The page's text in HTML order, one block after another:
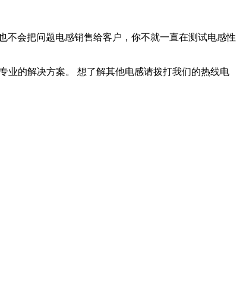
不会把问题电感销售给客户，你不就一直在测试电感性
业的解决方案。 想了解其他电感请拨打我们的热线电